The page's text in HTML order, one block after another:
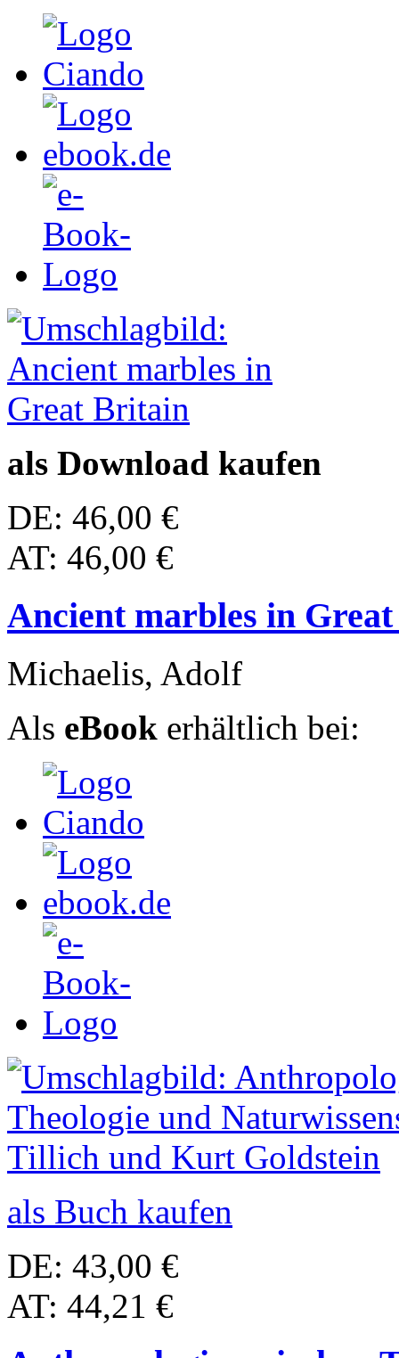
als Download kaufen
DE: 46,00 €
AT: 46,00 €
Ancient marbles in
Michaelis, Adolf
Als eBook erhältlich bei:
als Buch kaufen
DE: 43,00 €
AT: 44,21 €